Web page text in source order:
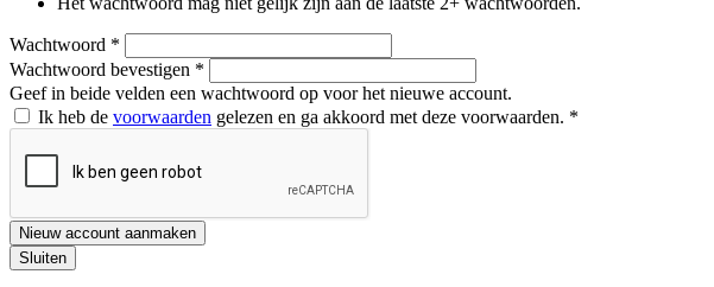
Wachtwoord *
Wachtwoord bevestigen *
Geef in beide velden een wachtwoord op voor het nieuwe account.
Ik heb de voorwaarden gelezen en ga akkoord met deze voorwaarden. *
Nieuw account aanmaken
Sluiten